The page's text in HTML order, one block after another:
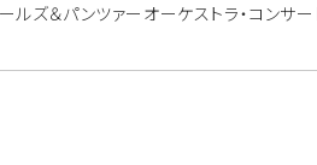
ズ＆パンツァーオーケストラ・コンサ